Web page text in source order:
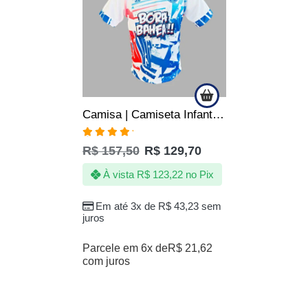
Camisa | Camiseta Infantil do EC Bahia Bora Bahea Produto Oficial
Avaliação
5.00de 5
R$157,50 R$129,70
Em até 3x de R$ 43,23 sem
juros
À vista R$ 123,22 no Pix
Parcele em 6x deR$21,62
com juros